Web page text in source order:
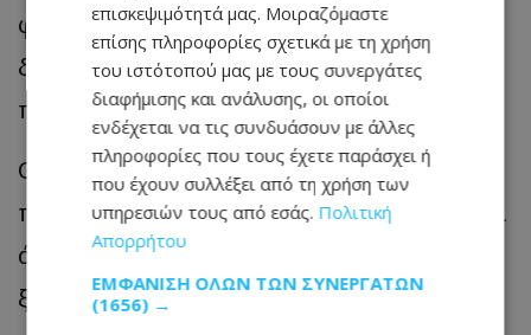
φαινόταν σαν να αντιμετωπίζονταν
διαφορετικά από τους υπόλοιπους
πελάτες», δήλωσε.
Ο ίδιος εξέφρασε ακόμη τον φόβο ότι ο
παίκτης θα μπορούσε να προσεγγίσει και
άλλα ανήλικα παιδιά που διέμεναν στο
ξενοδοχείο.
επισκεψιμότητά μας. Μοιραζόμαστε
επίσης πληροφορίες σχετικά με τη χρήση
του ιστότοπού μας με τους συνεργάτες
διαφήμισης και ανάλυσης, οι οποίοι
ενδέχεται να τις συνδυάσουν με άλλες
πληροφορίες που τους έχετε παράσχει ή
που έχουν συλλέξει από τη χρήση των
υπηρεσιών τους από εσάς. Πολιτική
Απορρήτου
ΕΜΦΆΝΙΣΗ ΌΛΩΝ ΤΩΝ ΣΥΝΕΡΓΑΤΏΝ
(1656) →